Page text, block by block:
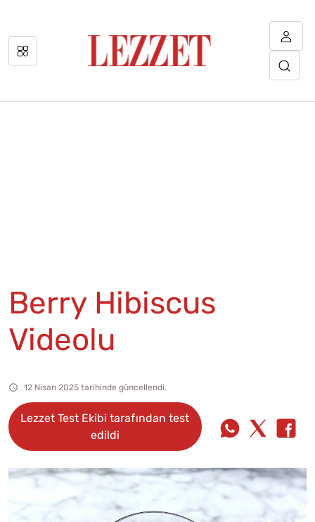
Berry Hibiscus
Videolu
12 Nisan 2025 tarihinde güncellendi.
Lezzet Test Ekibi tarafından test
edildi